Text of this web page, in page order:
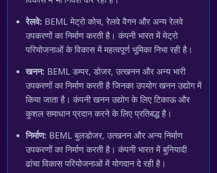
रेलवे: BEML मेट्रो कोच, रेलवे वैगन और अन्य रेलवे
उपकरणों का निर्माण करती है। कंपनी भारत में मेट्रो
परियोजनाओं के विकास में महत्वपूर्ण भूमिका निभा रही है।
खनन: BEML डम्पर, डोजर, उत्खनन और अन्य भारी
उपकरणों का निर्माण करती है जिनका उपयोग खनन उद्योग में
किया जाता है। कंपनी खनन उद्योग के लिए टिकाऊ और
कुशल समाधान प्रदान करने के लिए प्रतिबद्ध है।
निर्माण: BEML बुलडोजर, उत्खनन और अन्य निर्माण
उपकरणों का निर्माण करती है। कंपनी भारत में बुनियादी
ढांचा विकास परियोजनाओं में योगदान दे रही है।